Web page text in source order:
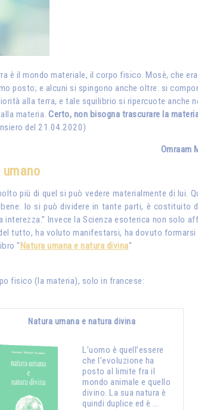
è il mondo materiale, il corpo fisico. Mosè, che era
posto; e alcuni si spingono anche oltre: si
alla terra, e tale squilibrio si ripercuote anche
materia. Certo, non bisogna trascurare la
del 21.04.2020)
Omraam
più di quel si può vedere materialmente di lui.
lo si può dividere in tante parti, è costituito
Invece la Scienza esoterica non solo
tutto, ha voluto manifestarsi, ha dovuto
"Natura umana e natura divina"
fisico (la materia), solo in francese:
Natura umana e natura divina
L’uomo è quell’essere
che l’evoluzione ha
posto al limite fra il
mondo animale e quello
divino. La sua natura è
quindi duplice ed è …